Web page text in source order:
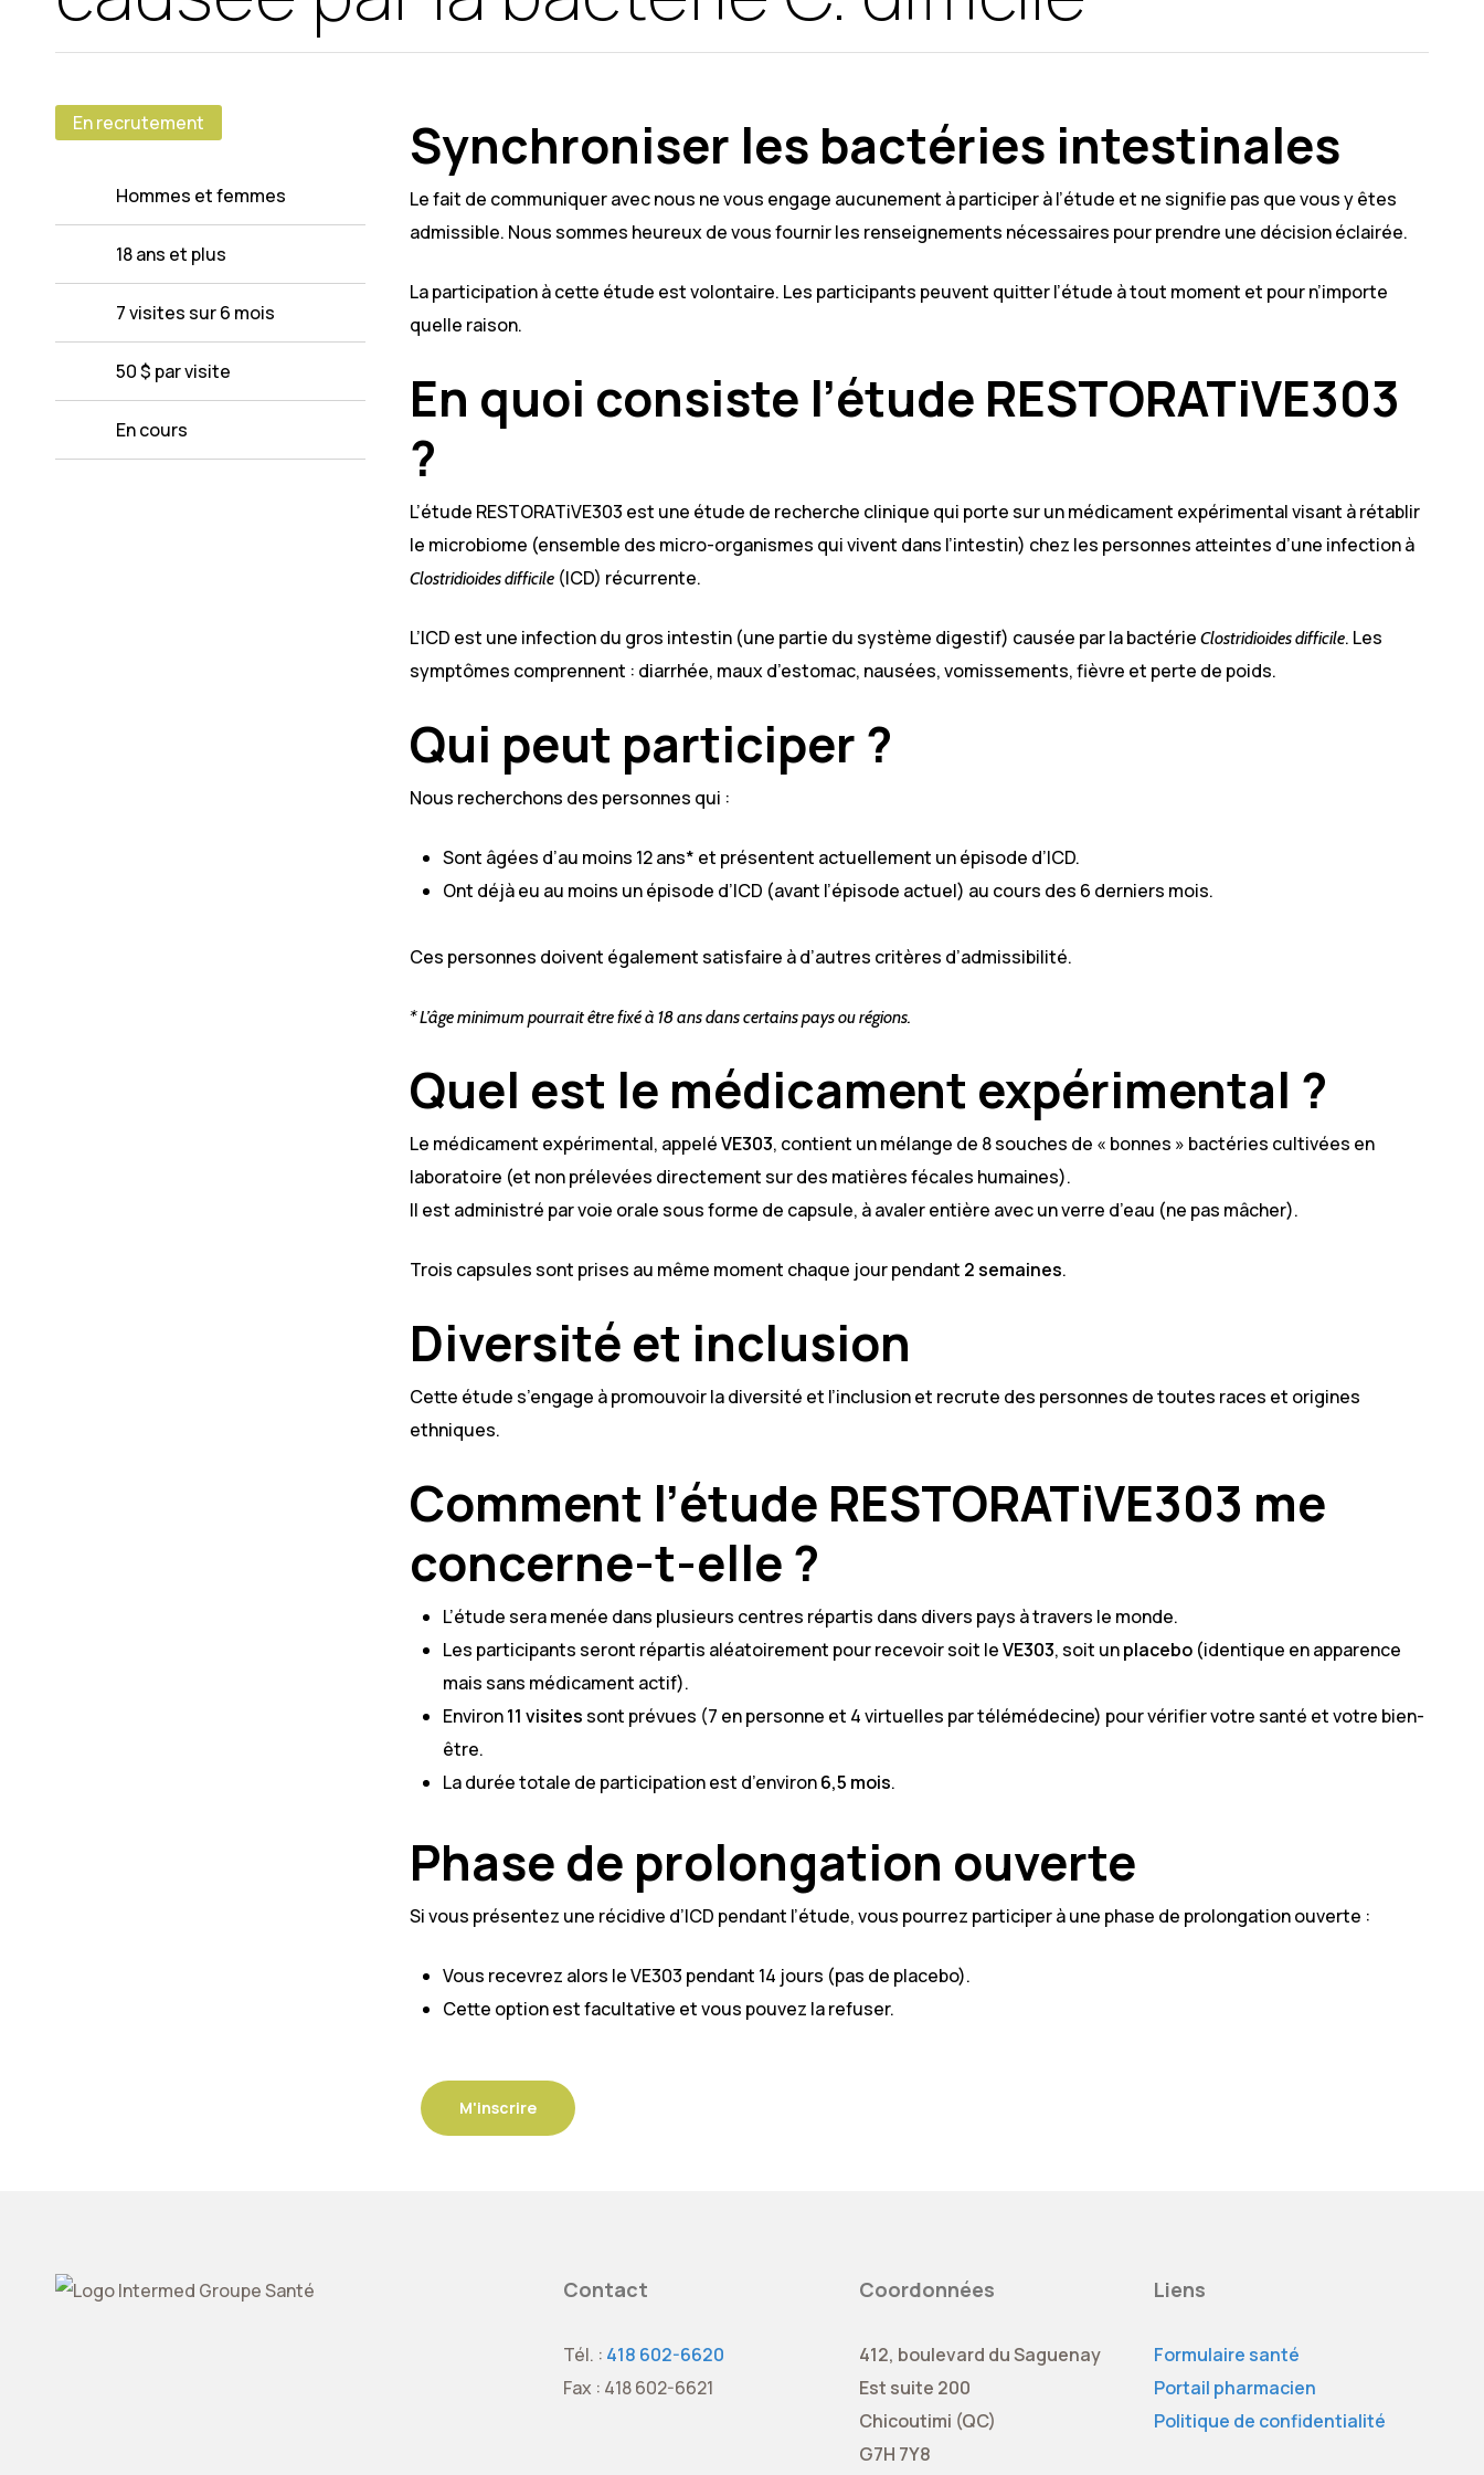
En recrutement
Hommes et femmes
18 ans et plus
7 visites sur 6 mois
50 $ par visite
En cours
Synchroniser les bactéries intestinales
Le fait de communiquer avec nous ne vous engage aucunement à participer à l’étude et ne signifie pas que vous y êtes
admissible. Nous sommes heureux de vous fournir les renseignements nécessaires pour prendre une décision éclairée.
La participation à cette étude est volontaire. Les participants peuvent quitter l’étude à tout moment et pour n’importe
quelle raison.
En quoi consiste l’étude RESTORATiVE303
?
L’étude RESTORATiVE303 est une étude de recherche clinique qui porte sur un médicament expérimental visant à rétablir
le microbiome (ensemble des micro-organismes qui vivent dans l’intestin) chez les personnes atteintes d’une infection à
Clostridioides difficile (ICD) récurrente.
L’ICD est une infection du gros intestin (une partie du système digestif) causée par la bactérie Clostridioides difficile. Les
symptômes comprennent : diarrhée, maux d’estomac, nausées, vomissements, fièvre et perte de poids.
Qui peut participer ?
Nous recherchons des personnes qui :
Sont âgées d’au moins 12 ans* et présentent actuellement un épisode d’ICD.
Ont déjà eu au moins un épisode d’ICD (avant l’épisode actuel) au cours des 6 derniers mois.
Ces personnes doivent également satisfaire à d’autres critères d’admissibilité.
* L’âge minimum pourrait être fixé à 18 ans dans certains pays ou régions.
Quel est le médicament expérimental ?
Le médicament expérimental, appeléVE303, contient un mélange de 8 souches de « bonnes » bactéries cultivées en
laboratoire (et non prélevées directement sur des matières fécales humaines).
Il est administré par voie orale sous forme de capsule, à avaler entière avec un verre d’eau (ne pas mâcher).
Trois capsules sont prises au même moment chaque jour pendant 2 semaines.
Diversité et inclusion
Cette étude s’engage à promouvoir la diversité et l’inclusion et recrute des personnes de toutes races et origines
ethniques.
Comment l’étude RESTORATiVE303 me
concerne-t-elle ?
L’étude sera menée dans plusieurs centres répartis dans divers pays à travers le monde.
Les participants seront répartis aléatoirement pour recevoir soit leVE303, soit unplacebo (identique en apparence
mais sans médicament actif).
Environ11 visitessont prévues (7 en personne et 4 virtuelles par télémédecine) pour vérifier votre santé et votre bien-
être.
La durée totale de participation est d’environ6,5 mois.
Phase de prolongation ouverte
Si vous présentez une récidive d’ICD pendant l’étude, vous pourrez participer à une phase de prolongation ouverte :
Vous recevrez alors le VE303 pendant 14 jours (pas de placebo).
Cette option est facultative et vous pouvez la refuser.
M'inscrire
Contact
Tél. : 418 602-6620
Fax : 418 602-6621
Coordonnées
412, boulevard du Saguenay
Est suite 200
Chicoutimi (QC)
G7H 7Y8
Liens
Formulaire santé
Portail pharmacien
Politique de confidentialité